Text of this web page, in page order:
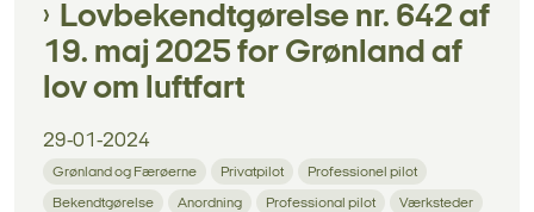
Lovbekendtgørelse nr. 642 af
19. maj 2025 for Grønland af
lov om luftfart
29-01-2024
Grønland og Færøerne Privatpilot Professionel pilot
Bekendtgørelse Anordning Professional pilot Værksteder